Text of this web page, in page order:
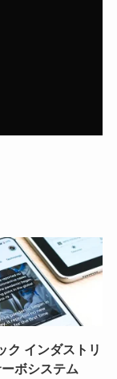
ク インダストリ
ボシステム